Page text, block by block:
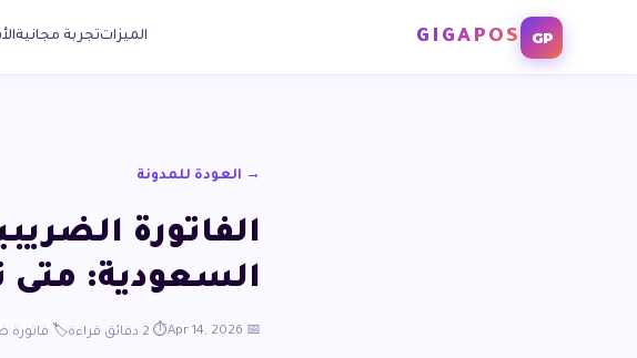
GP
GIGAPOS الميزاتتجربة مجانية
→ العودة للمدونة
الفاتورة
السعودية: متى
📅 Apr 14, 2026 ⏱️ 2 دقائق قراءة 🏷️ فاتورة